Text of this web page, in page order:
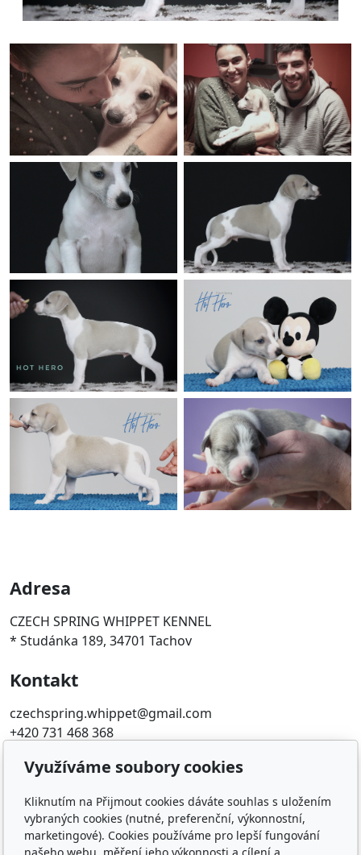
Adresa
CZECH SPRING WHIPPET KENNEL
* Studánka 189, 34701 Tachov
Kontakt
czechspring.whippet@gmail.com
+420 731 468 368
Oblíbené odkazy
ČMKU
Whippet Fun Club
KCHCHADP
Využíváme soubory cookies
Kliknutím na Přijmout cookies dáváte souhlas s uložením
vybraných cookies (nutné, preferenční, výkonnostní,
marketingové). Cookies používáme pro lepší fungování